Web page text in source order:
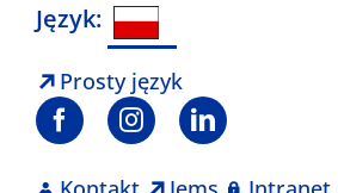
Skip
content
Język:
Prosty język